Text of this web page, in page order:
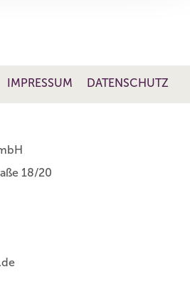
IMPRESSUM DATENSCHUTZ
18/20